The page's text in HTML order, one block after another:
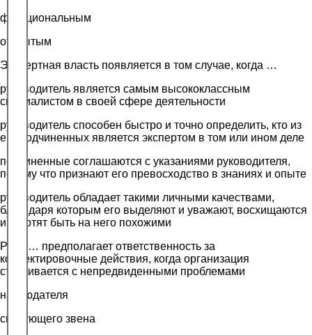
функциональным
открытым
Экспертная власть появляется в том случае, когда …
руководитель является самым высококлассным
специалистом в своей сфере деятельности
руководитель способен быстро и точно определить, кто из
его подчиненных является экспертом в том или ином деле
подчиненные соглашаются с указаниями руководителя,
потому что признают его превосходство в знаниях и опыте
руководитель обладает такими личными качествами,
благодаря которым его выделяют и уважают, восхищаются
им, хотят быть на него похожими
Роль … предполагает ответственность за
корректировочные действия, когда организация
сталкивается с непредвиденными проблемами
наблюдателя
связующего звена